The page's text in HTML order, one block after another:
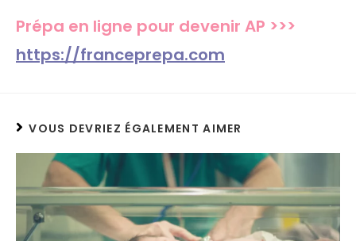
Prépa en ligne pour devenir AP >>>
https://franceprepa.com
VOUS DEVRIEZ ÉGALEMENT AIMER